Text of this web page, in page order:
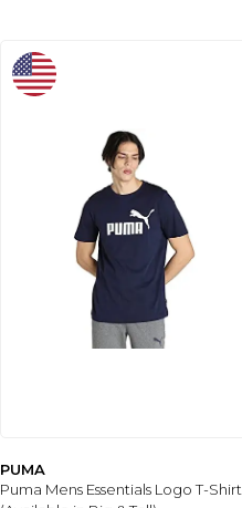
PUMA
Puma Mens Essentials Logo T-Shirt